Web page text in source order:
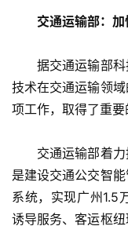
交通运输部：
据交通运输部科
技术在交通运输领
项工作，取得了重要
交通运输部着力
是建设交通公交智
系统，实现广州1.5
诱导服务、客运枢